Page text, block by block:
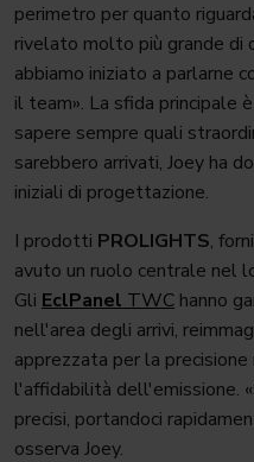
perimetro per quanto
rivelato molto più grande di
abbiamo iniziato a parlarne
il team». La sfida principale
sapere sempre quali
sarebbero arrivati, Joey ha
iniziali di progettazione.
I prodotti PROLIGHTS,
avuto un ruolo centrale nel
Gli EclPanel TWC hanno
nell'area degli arrivi,
apprezzata per la
l'affidabilità dell'emissione.
precisi, portandoci
osserva Joey.